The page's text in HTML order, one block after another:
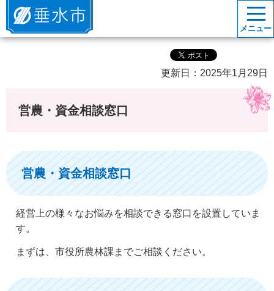
垂水市
メニュー
更新日：2025年1月29日
営農・資金相談窓口
営農・資金相談窓口
経営上の様々なお悩みを相談できる窓口を設置していま
す。
まずは、市役所農林課までご相談ください。